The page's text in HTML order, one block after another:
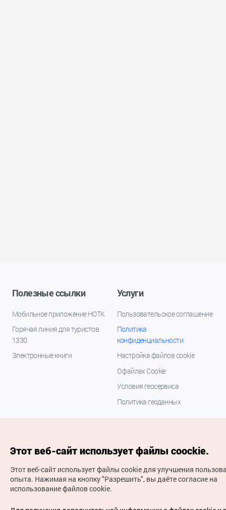
Полезные ссылки
Мобильное приложение НОТК
Горячая линия для туристов
1330
Электронные книги
Услуги
Пользовательское соглашение
Политика
конфиденциальности
Настройка файлов cookie
О файлах Cookie
Условия геосервиса
Политика геоданных
(с) Национальная организация туризма Кореи Все
права защищены
Этот веб-сайт использует файлы coockie.
Этот веб-сайт использует файлы cookie для улучшения
опыта. Нажимая на кнопку "Разрешить", вы даёте согласие на
использование файлов cookie.